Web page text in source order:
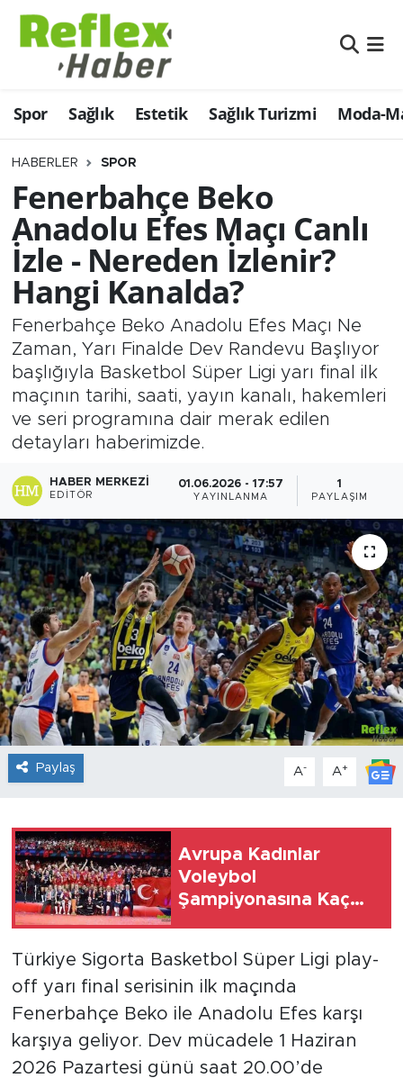
Spor Sağlık Estetik Sağlık Turizmi Moda-
HABERLER SPOR
Fenerbahçe Beko
Anadolu Efes Maçı Canlı
İzle - Nereden İzlenir?
Hangi Kanalda?
Fenerbahçe Beko Anadolu Efes Maçı Ne
Zaman, Yarı Finalde Dev Randevu Başlıyor
başlığıyla Basketbol Süper Ligi yarı final ilk
maçının tarihi, saati, yayın kanalı, hakemleri
ve seri programına dair merak edilen
detayları haberimizde.
HABER MERKEZI
EDITÖR
01.06.2026 - 17:57
YAYINLANMA
1
PAYLAŞIM
Paylaş A- A+
Avrupa Kadınlar
Voleybol
Şampiyonasına Kaç
Türkiye Sigorta Basketbol Süper Ligi play-
off yarı final serisinin ilk maçında
Fenerbahçe Beko ile Anadolu Efes karşı
karşıya geliyor. Dev mücadele 1 Haziran
2026 Pazartesi günü saat 20.00’de
Eğitim
Estetik
Firmalardan
Güncel
İş ve Ekonomi
Moda-Magazin-Eğlence
Sağlık
Sağlık Turizmi
Sanat
Spor
Teknoloji
Nöbetçi Eczaneler
Hava Durumu
Namaz Vakitleri
Trafik Durumu
Şampiyonlar Ligi Puan Durumu ve Fikstür
Tüm Manşetler
Son Dakika Haberleri
Haber Arşivi